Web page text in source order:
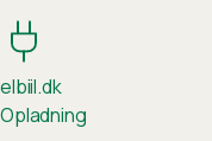
elbiil.dk
Opladning